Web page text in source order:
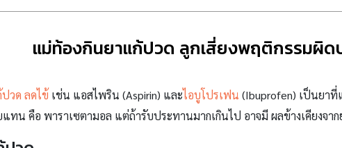
แม่ท้องกินยาแก้ปวด ลูกเสี่ยงพฤติกรรมผิ
วด ลดไข้ เช่น แอสไพริน (Aspirin) และไอบูโปรเฟน (Ibuprofen) เป็นยา
น คือ พาราเซตามอล แต่ถ้ารับประทานมากเกินไป อาจมี ผลข้างเคียงจา